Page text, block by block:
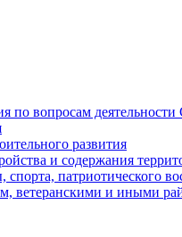
по вопросам деятельности
развития
и содержания
патриотического
ветеранскими и иными